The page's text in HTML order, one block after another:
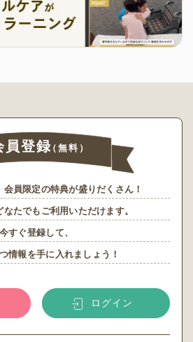
員登録（無料）
員限定の特典が盛りだくさん！
たでもご利用いただけます。
今すぐ登録して、
情報を手に入れましょう！
ログイン